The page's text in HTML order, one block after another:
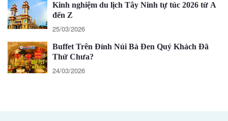
Kinh nghiệm du lịch Tây Ninh tự túc 2026 từ A
đến Z
25/03/2026
Buffet Trên Đỉnh Núi Bà Đen Quý Khách Đã
Thử Chưa?
24/03/2026